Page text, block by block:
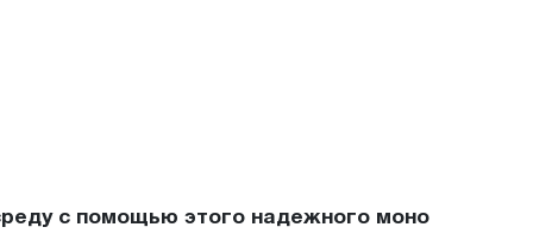
с помощью этого надежного моно